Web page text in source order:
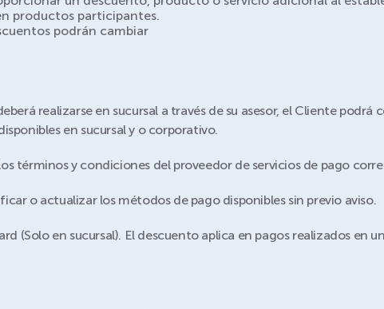
productos participantes.
podrán cambiar
realizarse en sucursal a través de su asesor, el Cliente
en sucursal y o corporativo.
términos y condiciones del proveedor de servicios de pago
o actualizar los métodos de pago disponibles sin previo aviso.
(Solo en sucursal). El descuento aplica en pagos realizados en